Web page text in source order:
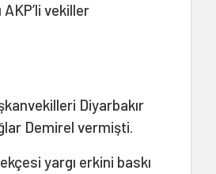
AKP’li vekiller
Diyarbakır
Demirel vermişti.
yargı erkini baskı